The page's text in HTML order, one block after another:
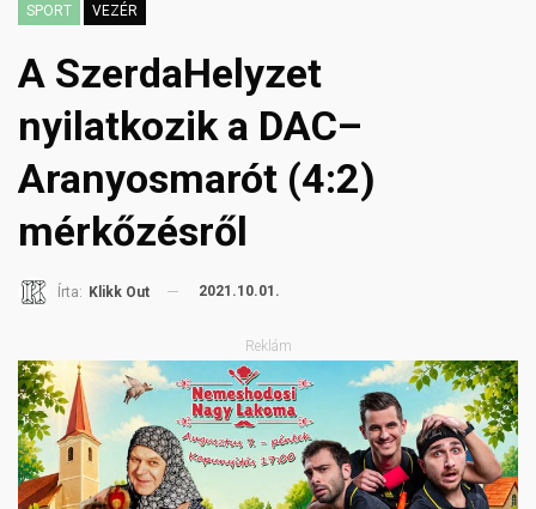
SPORT VEZÉR
A SzerdaHelyzet
nyilatkozik a DAC–
Aranyosmarót (4:2)
mérkőzésről
Írta: Klikk Out 2021.10.01.
Reklám